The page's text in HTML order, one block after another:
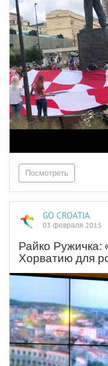
Посмотреть
GO CROATIA
03 февраля 2015
Райко Ружичка:
Хорватию для